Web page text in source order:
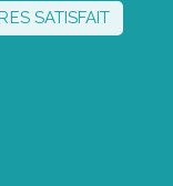
SATISFAIT